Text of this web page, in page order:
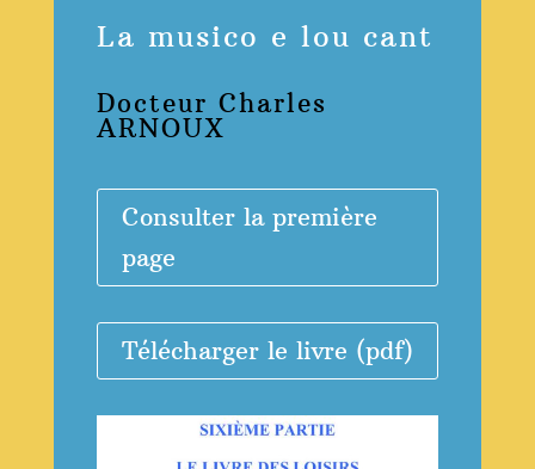
La musico e lou cant
Docteur Charles
ARNOUX
Consulter la première
page
Télécharger le livre (pdf)